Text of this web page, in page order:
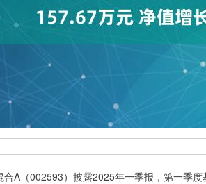
（002593）披露2025年一季报，第一季度
14110.12 -34.08 -0.24%